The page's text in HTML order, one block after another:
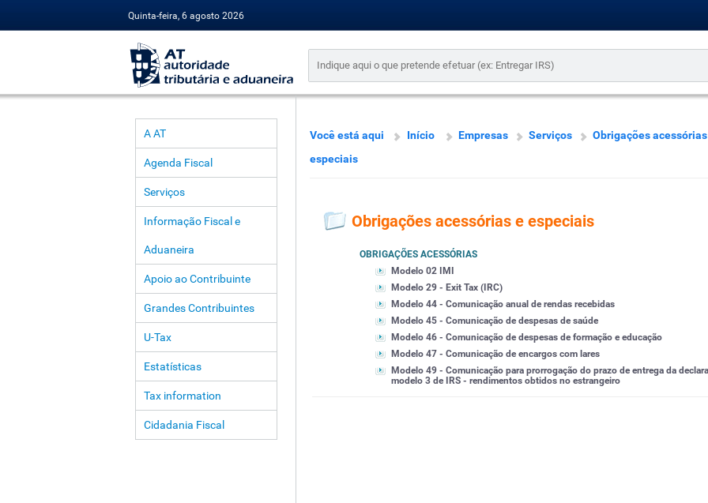
Quinta-feira, 6 agosto 2026
A AT
Agenda Fiscal
Serviços
Informação Fiscal e
Aduaneira
Apoio ao Contribuinte
Grandes Contribuintes
U-Tax
Estatísticas
Tax information
Cidadania Fiscal
Você está aqui Início Empresas Serviços
Obrigações
especiais
Obrigações acessórias e especiais
OBRIGAÇÕES ACESSÓRIAS
Modelo 02 IMI
Modelo 29 - Exit Tax (IRC)
Modelo 44 - Comunicação anual de rendas recebidas
Modelo 45 - Comunicação de despesas de saúde
Modelo 46 - Comunicação de despesas de formação e educação
Modelo 47 - Comunicação de encargos com lares
Modelo 49 - Comunicação para prorrogação do prazo de entrega da
modelo 3 de IRS - rendimentos obtidos no estrangeiro